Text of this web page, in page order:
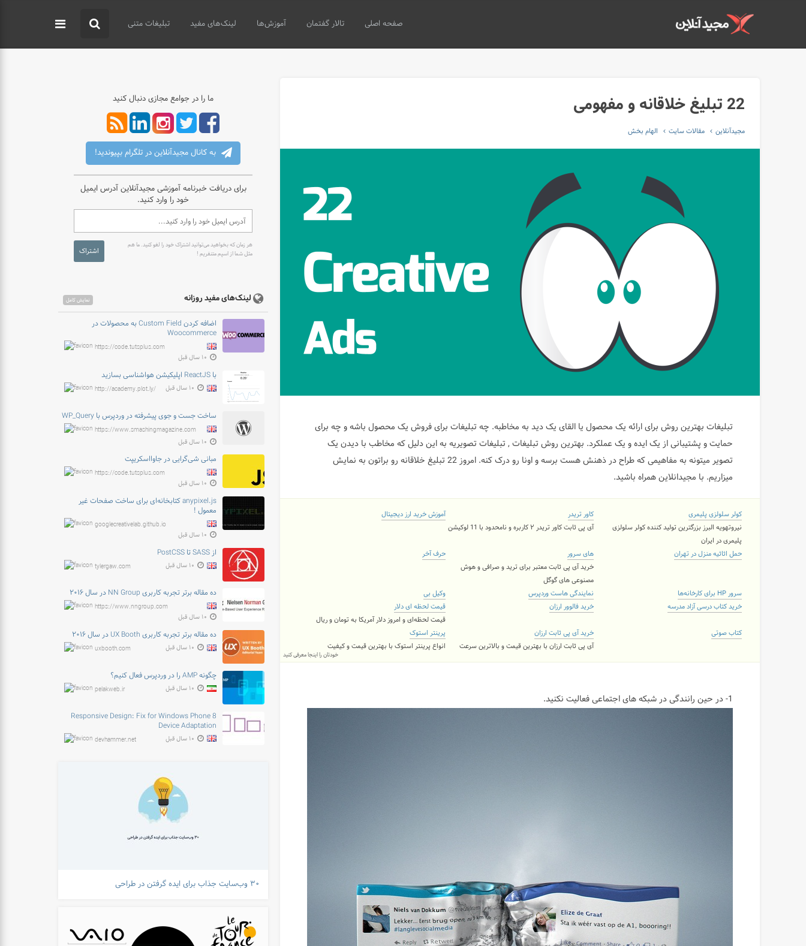
صفحه اصلی تالار گفتمان آموزش‌ها لینک‌های مفید تبلیغات متنی
22 تبلیغ خلاقانه و مفهومی
مجیدآنلاین مقالات سایت الهام بخش
تبلیغات بهترین روش برای ارائه یک محصول یا القای یک دید به مخاطبه. چه تبلیغات برای فروش یک محصول باشه و چه برای
حمایت و پشتیبانی از یک ایده و یک عملکرد. بهترین روش تبلیغات , تبلیغات تصویریه به این دلیل که مخاطب با دیدن یک
تصویر میتونه به مفاهیمی که طراح در ذهنش هست برسه و اونا رو درک کنه. امروز 22 تبلیغ خلاقانه رو براتون به نمایش
میزاریم. با مجیدانلاین همراه باشید.
کولر سلولزی پلیمری
نیروتهویه البرز بزرگترین تولید کننده کولر سلولزی
پلیمری در ایران
کاور تریدر
آی پی ثابت کاور تریدر ۲ کاربره و نامحدود با 11 لوکیشن
آموزش خرید ارز دیجیتال
حمل اثاثیه منزل در تهران
های سرور
خرید آی پی ثابت معتبر برای ترید و صرافی و هوش
مصنوعی های گوگل
حرف آخر
سرور HP برای کارخانه‌ها نمایندگی هاست وردپرس
وکیل بی
خرید کتاب درسی آزاد مدرسه
خرید فالوور ارزان
قیمت لحظه ای دلار
قیمت لحظه‌ای و امروز دلار آمریکا به تومان و ریال
کتاب صوتی
خرید آی پی ثابت ارزان
آی پی ثابت ارزان با بهترین قیمت و بالاترین سرعت
پرینتر استوک
انواع پرینتر استوک با بهترین قیمت و کیفیت
خودتان را اینجا معرفی کنید
1- در حین رانندگی در شبکه های اجتماعی فعالیت نکنید.
ما را در جوامع مجازی دنبال کنید
به کانال مجیدآنلاین در تلگرام بپیوندید!
برای دریافت خبرنامه آموزشی مجیدآنلاین آدرس ایمیل
خود را وارد کنید.
هر زمان که بخواهید می‌توانید اشتراک خود را لغو کنید. ما هم
مثل شما از اسپم متنفریم !
اشتراک
لینک‌های مفید روزانه نمایش کامل
اضافه کردن Custom Field به محصولات در
Woocommerce
https://code.tutsplus.com
۱۰ سال قبل
با ReactJS اپلیکیشن هواشناسی بسازید
http://academy.plot.ly/ ۱۰ سال قبل
ساخت جست و جوی پیشرفته در وردپرس با WP_Query
https://www.smashingmagazine.com
۱۰ سال قبل
مبانی شی‌گرایی در جاوااسکریپت
https://code.tutsplus.com
۱۰ سال قبل
anypixel.js کتابخانه‌ای برای ساخت صفحات غیر
معمول !
googlecreativelab.github.io
۱۰ سال قبل
از SASS تا PostCSS
tylergaw.com ۱۰ سال قبل
ده مقاله برتر تجربه کاربری NN Group در سال ۲۰۱۶
https://www.nngroup.com
۱۰ سال قبل
ده مقاله برتر تجربه کاربری UX Booth در سال ۲۰۱۶
uxbooth.com ۱۰ سال قبل
چگونه AMP را در وردپرس فعال کنیم؟
pelakweb.ir ۱۰ سال قبل
Responsive Design: Fix for Windows Phone 8
Device Adaptation
devhammer.net ۱۰ سال قبل
۳۰ وب‌سایت جذاب برای ایده گرفتن در طراحی